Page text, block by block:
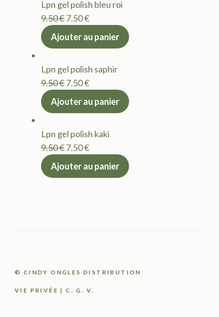
9.50 €.7.50 €.
Lpn gel polish bleu roi
9.50€Le
prix
9.50 €.
7.50€Le
actuel
7.50 €.
Ajouter au panier
Lpn gel polish saphir
9.50€Le
prix
9.50 €.
7.50€Le
actuel
7.50 €.
Ajouter au panier
Lpn gel polish kaki
9.50€Le
prix
7.50€Le
actuel
Ajouter au panier
© CINDY ONGLES DISTRIBUTION
VIE PRIVÉE | C. G. V.